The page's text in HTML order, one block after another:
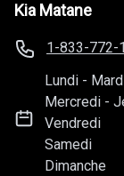
Kia Matane
1-833-772-
Lundi -
Mercredi -
Vendredi
Samedi
Dimanche